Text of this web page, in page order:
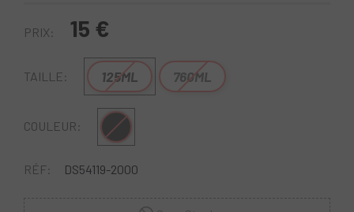
PRIX: 15 €
TAILLE: 125ML 760ML
COULEUR: Noir
RÉF: DS54119-2000